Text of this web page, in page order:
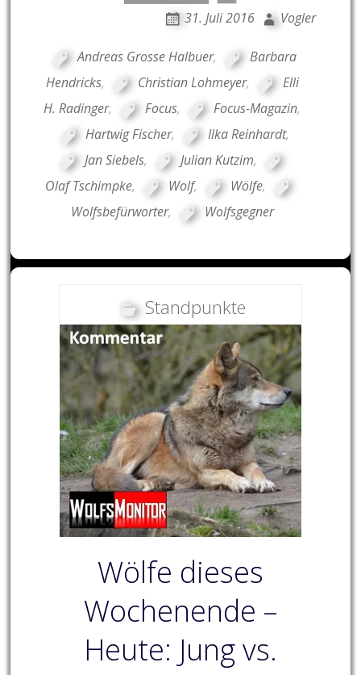
31. Juli 2016 Vogler
Andreas Grosse Halbuer,
Barbara
Hendricks, Christian Lohmeyer,
Elli
H. Radinger, Focus, Focus-Magazin,
Hartwig Fischer, Ilka Reinhardt,
Jan Siebels, Julian Kutzim,
Olaf Tschimpke, Wolf, Wölfe,
Wolfsbefürworter, Wolfsgegner
Standpunkte
Wölfe dieses
Wochenende –
Heute: Jung vs.